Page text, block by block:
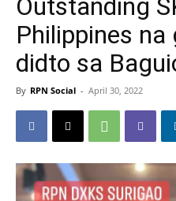
Outstanding
Philippines na
didto sa
By RPN Social - April 30, 2022